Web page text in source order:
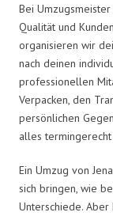
Bei
Qualität und
organisieren wir
nach deinen
professionellen
Verpacken, den
persönlichen
alles
Ein Umzug von
sich bringen, wie
Unterschiede.